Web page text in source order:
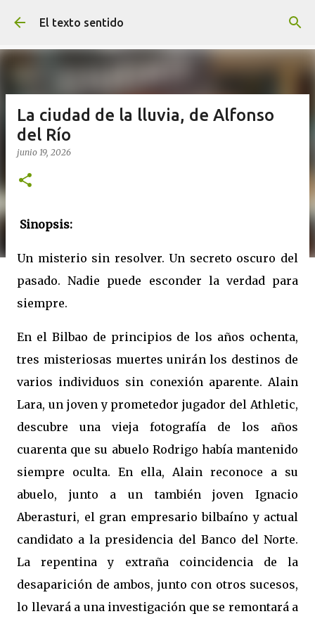
Ir al contenido principal
El texto sentido
La ciudad de la lluvia, de Alfonso
del Río
junio 19, 2026
Sinopsis:
Un misterio sin resolver. Un secreto oscuro del
pasado. Nadie puede esconder la verdad para
siempre.
En el Bilbao de principios de los años ochenta,
tres misteriosas muertes unirán los destinos de
varios individuos sin conexión aparente. Alain
Lara, un joven y prometedor jugador del Athletic,
descubre una vieja fotografía de los años
cuarenta que su abuelo Rodrigo había mantenido
siempre oculta. En ella, Alain reconoce a su
abuelo, junto a un también joven Ignacio
Aberasturi, el gran empresario bilbaíno y actual
candidato a la presidencia del Banco del Norte.
La repentina y extraña coincidencia de la
desaparición de ambos, junto con otros sucesos,
lo llevará a una investigación que se remontará a